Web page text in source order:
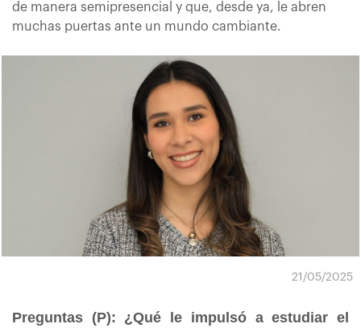
de manera semipresencial y que, desde ya, le abren
muchas puertas ante un mundo cambiante.
21/05/2025
Preguntas (P): ¿Qué le impulsó a estudiar el